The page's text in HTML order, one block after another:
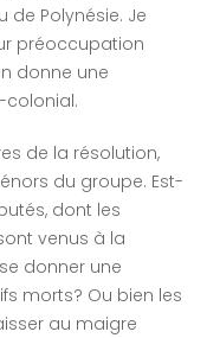
de Polynésie. Je
préoccupation
donne une
colonial.
de la résolution,
du groupe. Est-
dont les
venus à la
donner une
morts? Ou bien les
au maigre